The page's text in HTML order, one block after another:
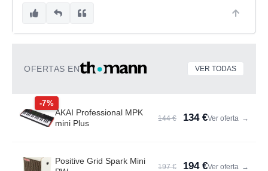
OFERTAS EN VER TODAS
-7%
AKAI Professional MPK
mini Plus
144 € 134 €Ver oferta →
Positive Grid Spark Mini
197 € 194 €Ver oferta →